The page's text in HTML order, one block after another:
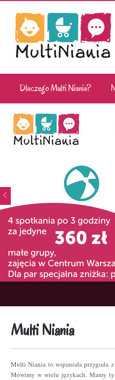
Dlaczego Multi Niania?
Multi Niania
Multi Niania to wspaniała przygoda
Mówimy w wielu językach. Mamy